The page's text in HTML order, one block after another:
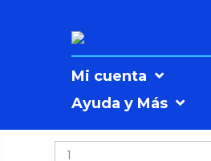
Mi cuenta
Ayuda y Más